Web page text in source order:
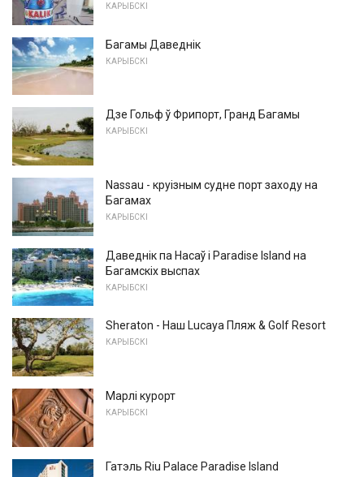
КАРЫБСКІ
Багамы Даведнік
КАРЫБСКІ
Дзе Гольф ў Фрипорт, Гранд Багамы
КАРЫБСКІ
Nassau - круізным судне порт заходу на
Багамах
КАРЫБСКІ
Даведнік па Насаў і Paradise Island на
Багамскіх выспах
КАРЫБСКІ
Sheraton - Наш Lucaya Пляж & Golf Resort
КАРЫБСКІ
Марлі курорт
КАРЫБСКІ
Гатэль Riu Palace Paradise Island